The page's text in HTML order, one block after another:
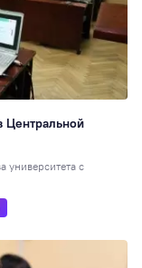
Центральной
университета с